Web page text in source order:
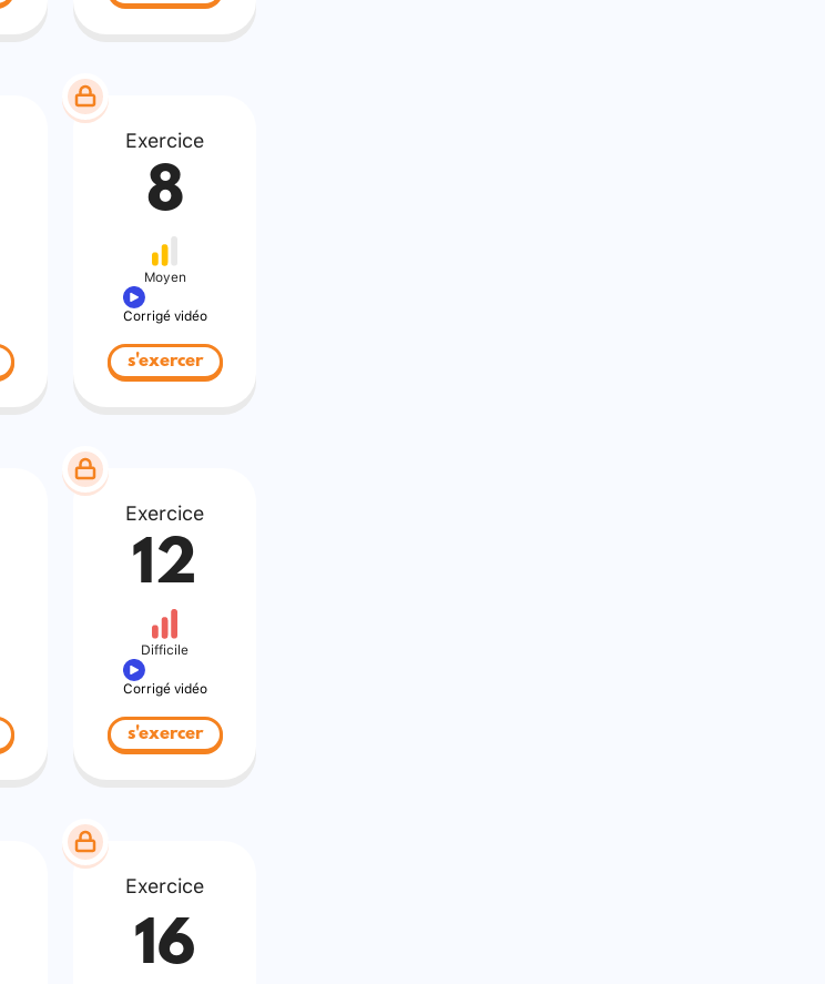
Exercice
8
Moyen
Corrigé vidéo
s'exercer
Exercice
12
Difficile
Corrigé vidéo
s'exercer
Exercice
16